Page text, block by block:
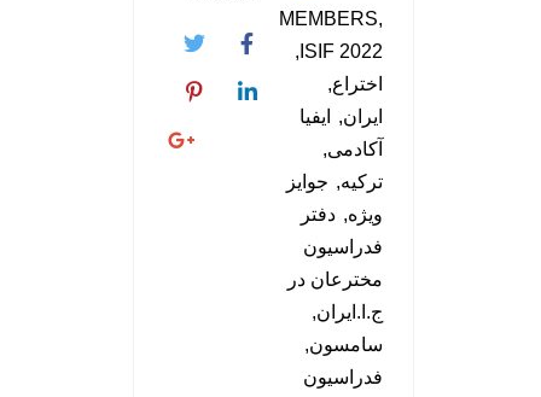
MEMBERS
ISIF 2022
اختراع
ایران
ایفیا
آکادمی
ترکیه
جوایز
ویژه
دفتر
فدراسیون
مخترعان در
ج.ا.ایران
سامسون
فدراسیون